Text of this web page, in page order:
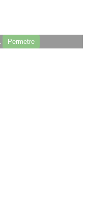
Permetre